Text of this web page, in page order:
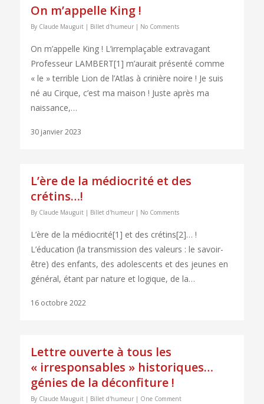
On m’appelle King !
By Claude Mauguit | Billet d'humeur | No Comments
On m’appelle King ! L’irremplaçable extravagant
Professeur LAMBERT[1] m’aurait présenté comme
« le » terrible Lion de l’Atlas à crinière noire ! Je suis
né au Cirque, c’est ma maison ! Juste après ma
naissance,…
30 janvier 2023
L’ère de la médiocrité et des
crétins…!
By Claude Mauguit | Billet d'humeur | No Comments
L’ère de la médiocrité[1] et des crétins[2]… !
L’éducation (la transmission des valeurs : le savoir-
être) des enfants, des adolescents et des jeunes en
général, étant par nature et logique, de la…
16 octobre 2022
Lettre ouverte à tous les
« irresponsables » historiques…
génies de la déconfiture !
By Claude Mauguit | Billet d'humeur | One Comment